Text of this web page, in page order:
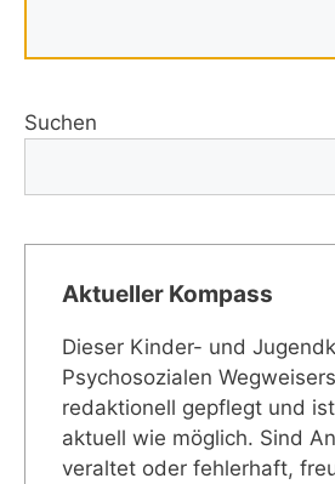
Suchen
Aktueller Kompass
Dieser Kinder- und
Psychosozialen
redaktionell gepflegt und
aktuell wie möglich. Sind
veraltet oder fehlerhaft,